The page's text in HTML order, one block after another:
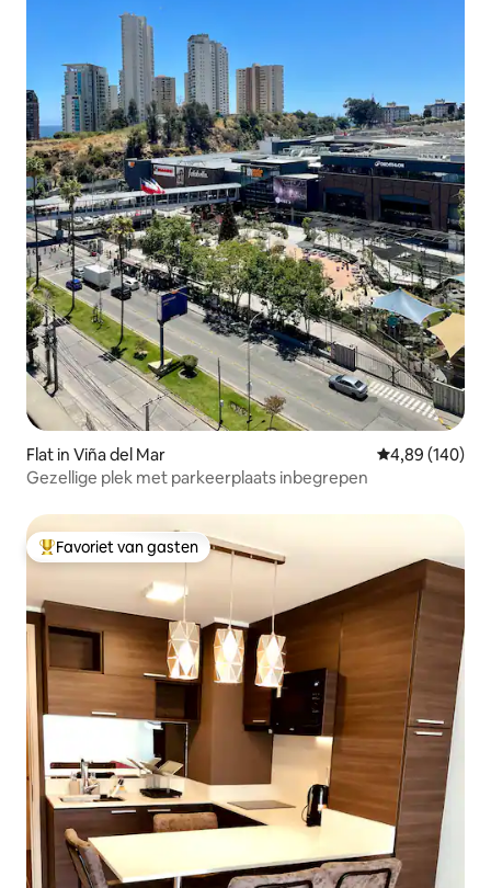
Flat in Viña del Mar Gemiddelde
4,89 (140)
Gezellige plek met parkeerplaats inbegrepen
Topfavoriet van gasten
Favoriet van gasten